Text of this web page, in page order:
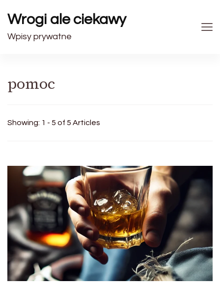
Wrogi ale ciekawy
Wpisy prywatne
pomoc
Showing: 1 - 5 of 5 Articles